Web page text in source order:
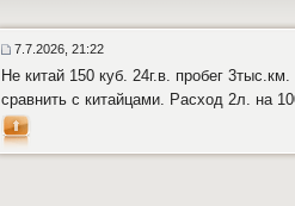
7.7.2026, 21:22
Не китай 150 куб. 24г.в. пробег
сравнить с китайцами. Расход 2л. на